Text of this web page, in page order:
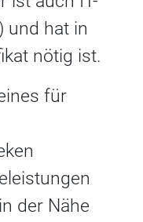
und hat in
nötig ist.
für
der Nähe